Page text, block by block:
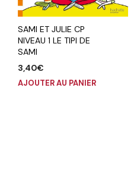
SAMI ET JULIE CP
NIVEAU 1 LE TIPI DE
SAMI
3,40€
AJOUTER AU PANIER